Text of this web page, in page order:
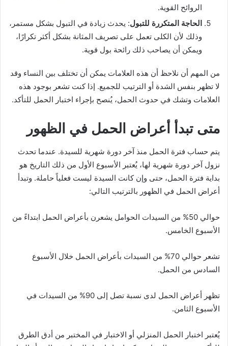
الروائح القوية.
الحاجة المتكررة للتبول: يحدث زيادة في التبول بشكل مستمر،
وذلك لأن الكلى تعمل على تصريف المثانة بشكل أكثر تكرارًا،
ويمكن أن يصاحب ذلك رائحة بول قوية.
من المهم أن نلاحظ أن هذه العلامات يمكن أن تختلف بين النساء وقد
لا تظهر بنفس الشدة أو الترتيب للجميع. إذا كنت تشعر بوجود هذه
العلامات وتشك في حدوث الحمل، يُنصح بإجراء اختبار الحمل للتأكد.
متى تبدأ أعراض الحمل في الظهور
يتم حساب فترة الحمل منذ آخر دورة شهرية للسيدة. عندما تحدث
نزول آخر دورة شهرية لها، يُعتبر الأسبوع الأول من ذلك التاريخ هو
بداية فترة الحمل، حتى وإن كانت السيدة ليست فعلياً حاملة. وتبدأ
أعراض الحمل في الظهور بالترتيب التالي:
حوالي 50% من السيدات الحوامل يشعرن بأعراض الحمل ابتداءً من
الأسبوع الخامس.
تشعر حوالي 70% من السيدات بأعراض الحمل خلال الأسبوع
السادس من الحمل.
تظهر أعراض الحمل لدى نسبة تصل إلى 90% من السيدات في
الأسبوع الثامن.
يُعتبر اختبار الحمل المنزلي أو الاختبار في المختبر من أدق الطرق